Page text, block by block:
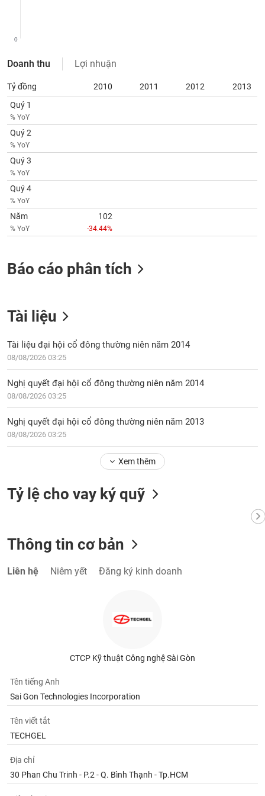
0
Doanh thu Lợi nhuận
Tỷ đồng 2010 2011 2012
2013
Quý 1
% YoY
Quý 2
% YoY
Quý 3
% YoY
Quý 4
% YoY
Năm
% YoY
102
-34.44%
Báo cáo phân tích
Tài liệu
Tài liệu đại hội cổ đông thường niên năm 2014
08/08/2026 03:25
Nghị quyết đại hội cổ đông thường niên năm 2014
08/08/2026 03:25
Nghị quyết đại hội cổ đông thường niên năm 2013
08/08/2026 03:25
Xem thêm
Tỷ lệ cho vay ký quỹ
Thông tin cơ bản
Liên hệ Niêm yết Đăng ký kinh doanh
CTCP Kỹ thuật Công nghệ Sài Gòn
Tên tiếng Anh
Sai Gon Technologies Incorporation
Tên viết tắt
TECHGEL
Địa chỉ
30 Phan Chu Trinh - P.2 - Q. Bình Thạnh - Tp.HCM
Thuật
(-)
Dịch
vụ
(-)
Đào
tạo
chính
Công
đầu
tư
Truyền
thông
tài
chính